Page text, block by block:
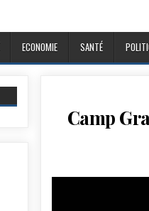
ECONOMIE SANTÉ
Camp